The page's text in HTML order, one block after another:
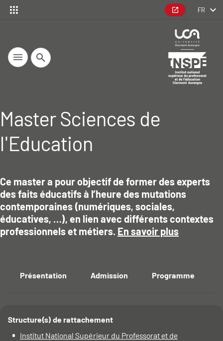
FR
Recherche
Master Sciences de
l'Education
Résumé
Ce master a pour objectif de former des experts
des faits éducatifs à l’heure des mutations
contemporaines (numériques, sociales,
éducatives, …), en lien avec différents contextes
professionnels et métiers. En savoir plus
Accéder aux sections de la fiche
Présentation Admission Programme
Détails
Structure(s) de rattachement
Institut National Supérieur du Professorat et de